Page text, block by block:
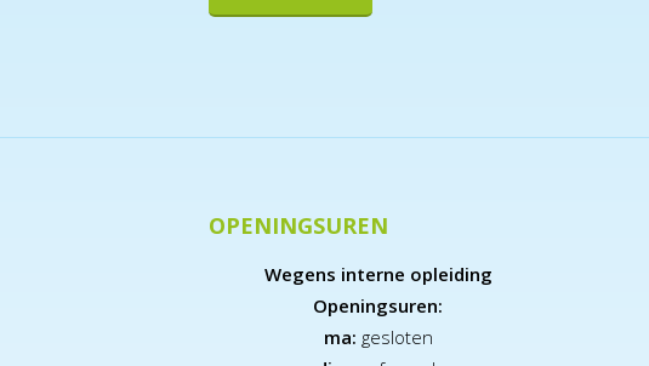
OPENINGSUREN
Wegens interne opleiding
Openingsuren:
ma: gesloten